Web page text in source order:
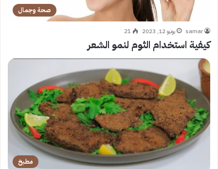
صحة وجمال
samar يونيو 12, 2023 21
كيفية استخدام الثوم لنمو الشعر
مطبخ